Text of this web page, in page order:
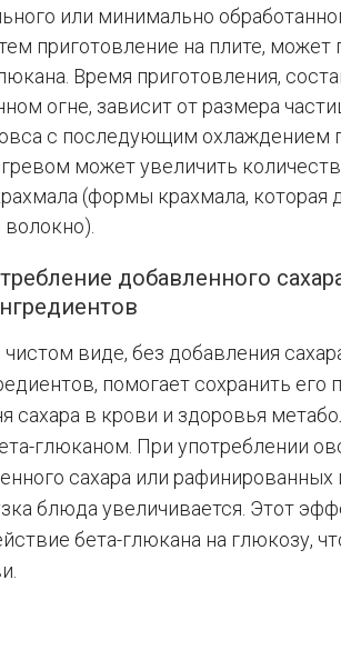
или минимально
приготовление на плите, может
Время приготовления,
огне, зависит от размера
с последующим охлаждением
может увеличить
(формы крахмала, которая
добавленного
виде, без добавления
помогает сохранить его
сахара в крови и здоровья
глюканом. При употреблении
сахара или
блюда увеличивается. Этот
бета-глюкана на глюкозу,